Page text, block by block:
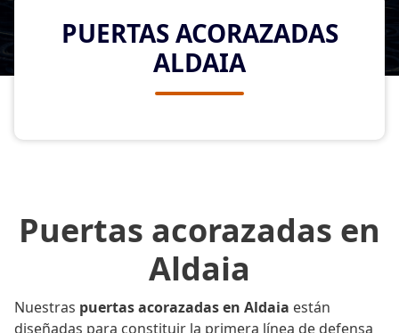
PUERTAS ACORAZADAS
ALDAIA
Puertas acorazadas en
Aldaia
Nuestras puertas acorazadas en Aldaia están
diseñadas para constituir la primera línea de defensa